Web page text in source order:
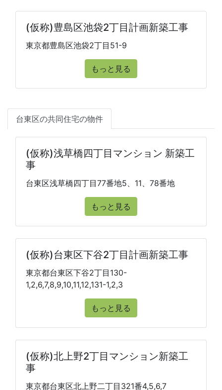
(仮称)豊島区池袋2丁目計画新築工事
東京都豊島区池袋2丁目51-9
もっと見る
台東区の共同住宅の物件
(仮称)浅草橋四丁目マンション 新築工
事
台東区浅草橋四丁目77番地5、11、78番地
もっと見る
(仮称)台東区下谷2丁目計画新築工事
東京都台東区下谷2丁目130-
1,2,6,7,8,9,10,11,12,131-1,2,3
もっと見る
(仮称)北上野2丁目マンション新築工
事
東京都台東区北上野二丁目321番4,5,6,7